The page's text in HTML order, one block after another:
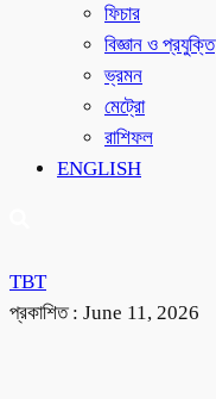
ফিচার
বিজ্ঞান ও প্রযুক্তি
ভ্রমন
মেট্রো
রাশিফল
ENGLISH
TBT
প্রকাশিত : June 11, 2026